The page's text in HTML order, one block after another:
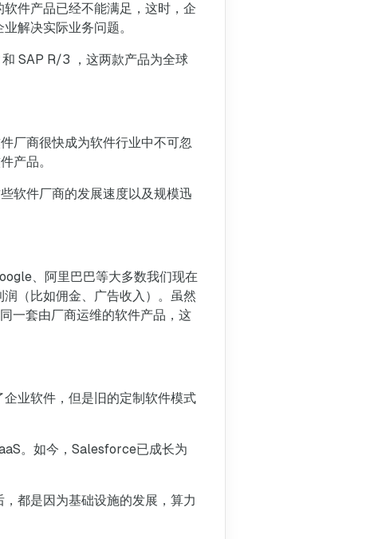
件产品已经不能满足，这时，企
解决实际业务问题。
SAP R/3 ，这两款产品为全球
厂商很快成为软件行业中不可忽
产品。
软件厂商的发展速度以及规模迅
、阿里巴巴等大多数我们现在
（比如佣金、广告收入）。虽然
一套由厂商运维的软件产品，这
业软件，但是旧的定制软件模式
。如今，Salesforce已成长为
都是因为基础设施的发展，算力